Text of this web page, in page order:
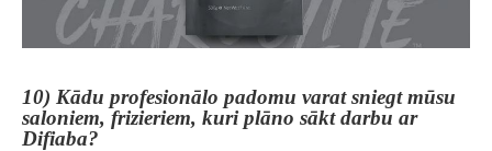
10) Kādu profesionālo padomu varat sniegt mūsu
saloniem, frizieriem, kuri plāno sākt darbu ar
Difiaba?